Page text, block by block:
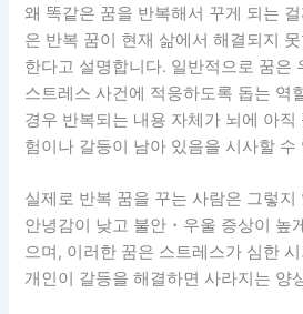
왜 똑같은 꿈을 반복해서 꾸게 되는
은 반복 꿈이 현재 삶에서 해결되지
한다고 설명합니다. 일반적으로 꿈은
스트레스 사건에 적응하도록 돕는 역
경우 반복되는 내용 자체가 뇌에 아직
험이나 갈등이 남아 있음을 시사할 수
실제로 반복 꿈을 꾸는 사람은 그렇지
안녕감이 낮고 불안・우울 증상이 높
으며, 이러한 꿈은 스트레스가 심한
개인이 갈등을 해결하면 사라지는 양